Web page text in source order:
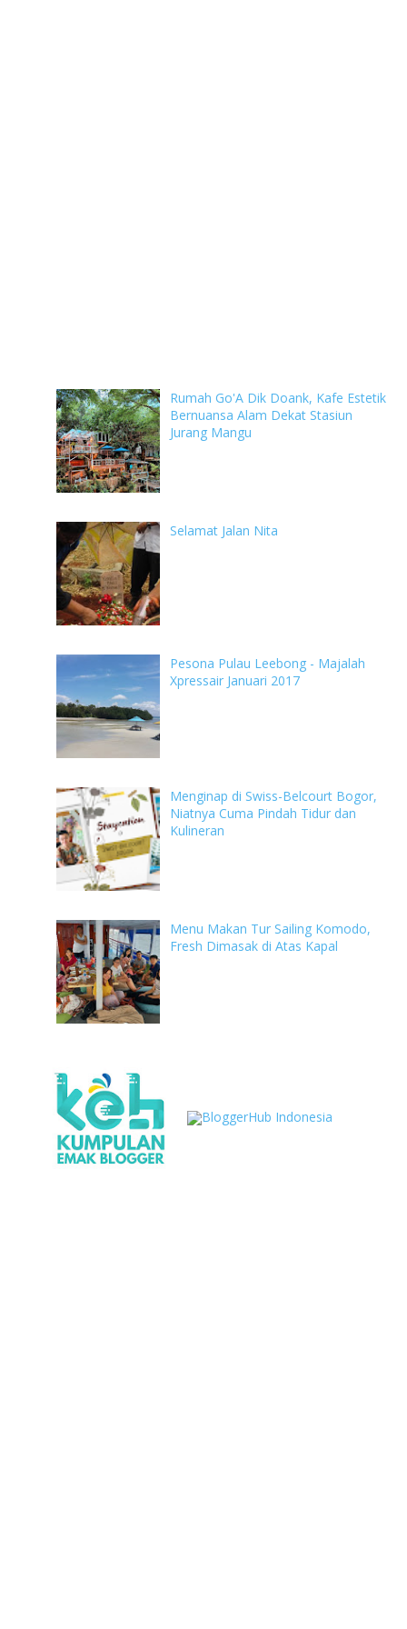
Rumah Go'A Dik Doank, Kafe Estetik
Bernuansa Alam Dekat Stasiun
Jurang Mangu
Selamat Jalan Nita
Pesona Pulau Leebong - Majalah
Xpressair Januari 2017
Menginap di Swiss-Belcourt Bogor,
Niatnya Cuma Pindah Tidur dan
Kulineran
Menu Makan Tur Sailing Komodo,
Fresh Dimasak di Atas Kapal